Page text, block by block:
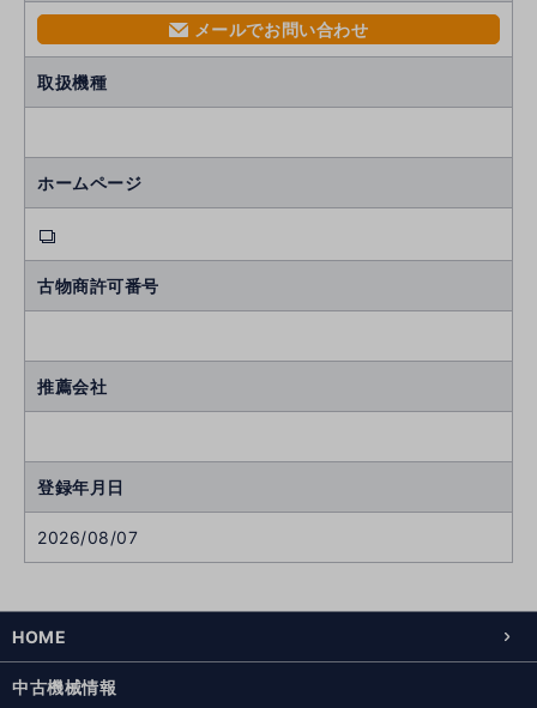
mail メールでお問い合わせ
取扱機種
ホームページ
古物商許可番号
推薦会社
登録年月日
2026/08/07
HOME
中古機械情報